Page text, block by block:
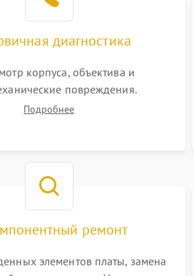
диагностика
корпуса, объектива и
повреждения.
на включение, считывание
Подробнее
ремонт
элементов платы, замена